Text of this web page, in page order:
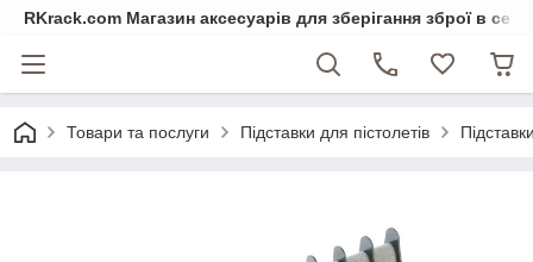
RKrack.com Магазин аксесуарів для зберігання зброї в
Товари та послуги Підставки для пістолетів